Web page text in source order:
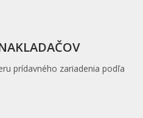
prídavného zariadenia podľa